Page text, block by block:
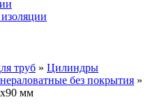
труб » Цилиндры
без покрытия »
мм